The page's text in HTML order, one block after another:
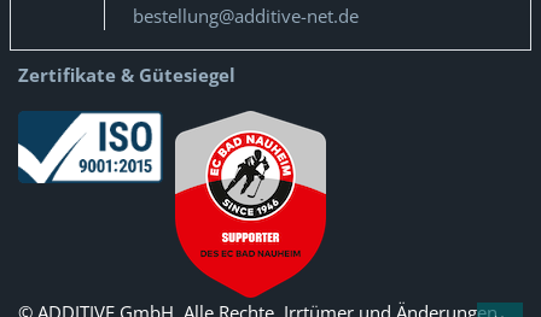
bestellung@additive-net.de
Zertifikate & Gütesiegel
© ADDITIVE GmbH. Alle Rechte, Irrtümer und Änderungen